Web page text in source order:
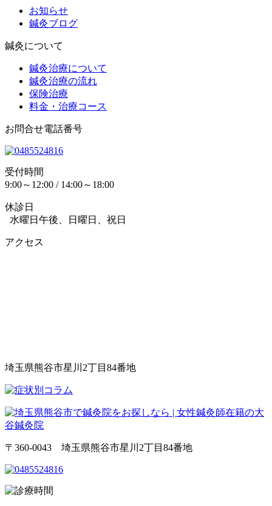
お知らせ
鍼灸ブログ
鍼灸について
鍼灸治療について
鍼灸治療の流れ
保険治療
料金・治療コース
お問合せ電話番号
受付時間
9:00～12:00 / 14:00～18:00
休診日
水曜日午後、日曜日、祝日
アクセス
埼玉県熊谷市星川2丁目84番地
〒360-0043 埼玉県熊谷市星川2丁目84番地